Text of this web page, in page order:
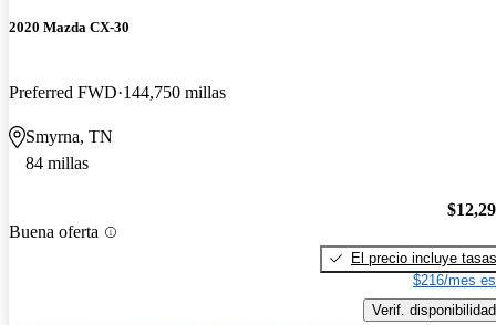
2020 Mazda CX-30
Preferred FWD 144,750 millas
Smyrna, TN
84 millas
Buena oferta
El precio incluye tasas
$216/mes
Verif. disponibilidad